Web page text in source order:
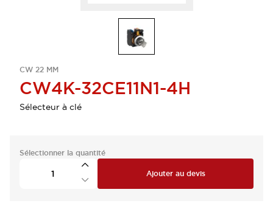
CW 22 MM
CW4K-32CE11N1-4H
Sélecteur à clé
Sélectionner la quantité
Ajouter au devis